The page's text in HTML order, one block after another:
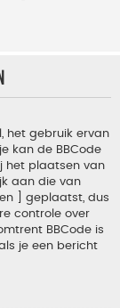
het gebruik ervan
kan de BBCode
het plaatsen van
aan die van
] geplaatst, dus
controle over
BBCode is
je een bericht